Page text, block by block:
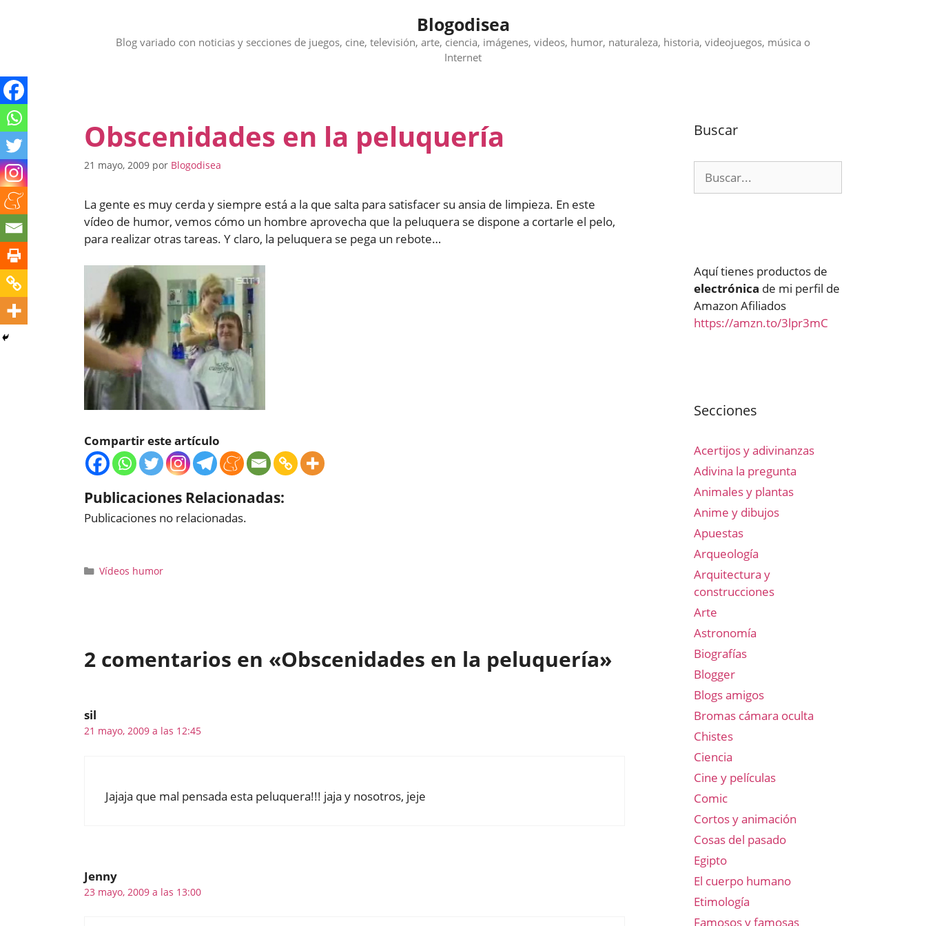
Blogodisea
Blog variado con noticias y secciones de juegos, cine, televisión, arte, ciencia, imágenes, videos, humor, naturaleza, historia, videojuegos, música o
Internet
Obscenidades en la peluquería
21 mayo, 2009 por Blogodisea
La gente es muy cerda y siempre está a la que salta para satisfacer su ansia de limpieza. En este
vídeo de humor, vemos cómo un hombre aprovecha que la peluquera se dispone a cortarle el pelo,
para realizar otras tareas. Y claro, la peluquera se pega un rebote…
Compartir este artículo
Publicaciones Relacionadas:
Publicaciones no relacionadas.
Categorías
Vídeos humor
2 comentarios en «Obscenidades en la peluquería»
sil
21 mayo, 2009 a las 12:45
Jajaja que mal pensada esta peluquera!!! jaja y nosotros, jeje
Jenny
23 mayo, 2009 a las 13:00
Buscar
Aquí tienes productos de
electrónica de mi perfil de
Amazon Afiliados
https://amzn.to/3lpr3mC
Secciones
Acertijos y adivinanzas
Adivina la pregunta
Animales y plantas
Anime y dibujos
Apuestas
Arqueología
Arquitectura y
construcciones
Arte
Astronomía
Biografías
Blogger
Blogs amigos
Bromas cámara oculta
Chistes
Ciencia
Cine y películas
Comic
Cortos y animación
Cosas del pasado
Egipto
El cuerpo humano
Etimología
Famosos y famosas